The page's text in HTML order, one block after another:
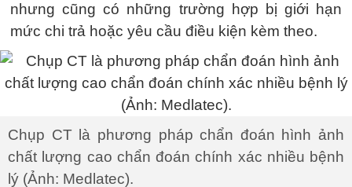
nhưng cũng có những trường hợp bị giới hạn
mức chi trả hoặc yêu cầu điều kiện kèm theo.
Chụp CT là phương pháp chẩn đoán hình ảnh
chất lượng cao chẩn đoán chính xác nhiều bệnh
lý (Ảnh: Medlatec).